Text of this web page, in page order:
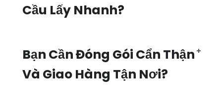
Cầu Lấy Nhanh?
Bạn Cần Đóng Gói Cẩn Thận
Và Giao Hàng Tận Nơi?